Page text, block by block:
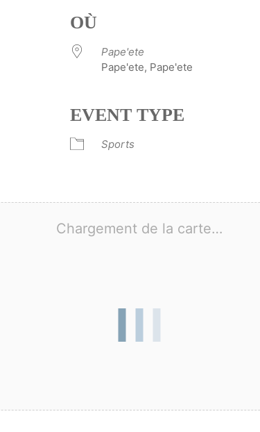
OÙ
Pape'ete
Pape'ete, Pape'ete
EVENT TYPE
Sports
Chargement de la carte…